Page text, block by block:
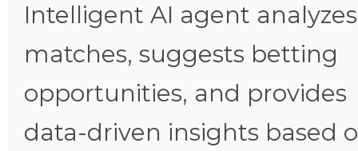
Intelligent AI agent analyzes
matches, suggests betting
opportunities, and provides
data-driven insights based